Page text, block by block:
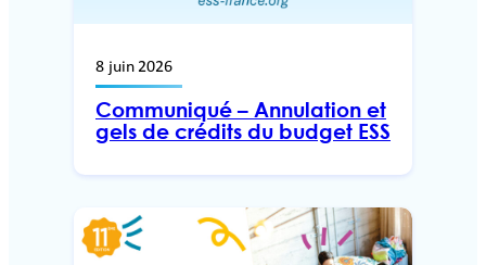
8 juin 2026
Communiqué – Annulation et
gels de crédits du budget ESS